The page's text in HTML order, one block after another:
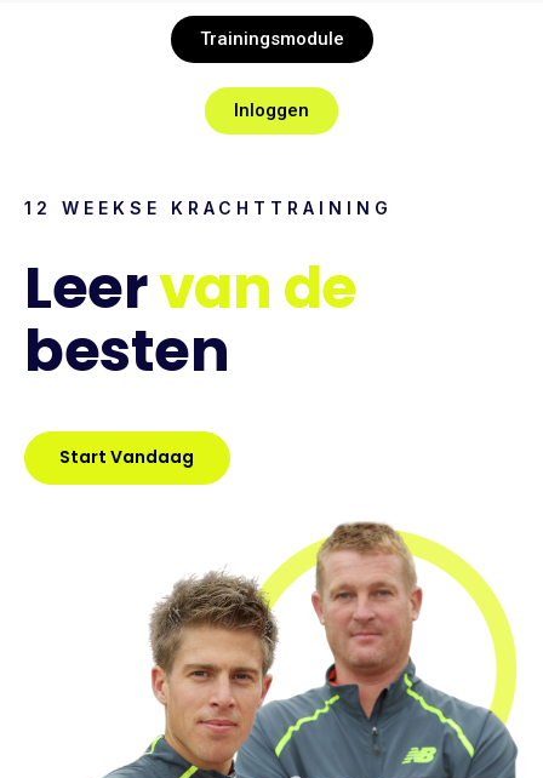
Trainingsmodule
Inloggen
12 WEEKSE KRACHTTRAINING
Leervan de
besten
Start Vandaag